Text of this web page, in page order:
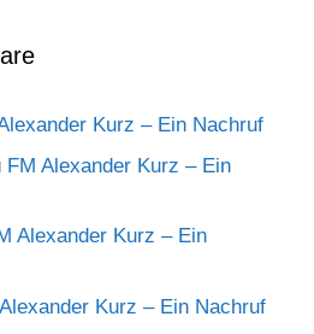
Kurz – Ein Nachruf
FM Alexander Kurz – Ein
Alexander Kurz – Ein
Kurz – Ein Nachruf